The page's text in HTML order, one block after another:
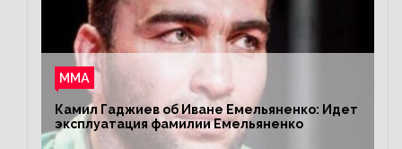
ММА
Камил Гаджиев об Иване Емельяненко: Идет
эксплуатация фамилии Емельяненко